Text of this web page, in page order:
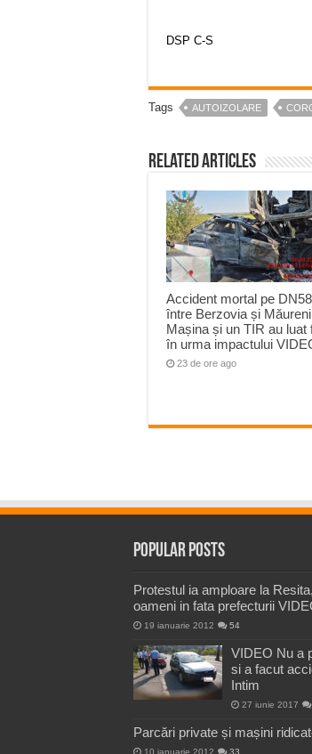
DSP C-S
Tags AUTOIZOLARE
Related Articles
Accident mortal pe
între Berzovia și
Mașina și un TIR au luat
în urma impactului
23 de ore ago
Popular Posts
Protestul ia amploare la
oameni in fata prefecturii
19 ianuarie 2012 54
VIDEO Nu a
si a facut
Intim
27 iunie 2017
Parcări private și mașini
10 ianuarie 2012 33